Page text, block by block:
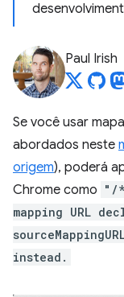
Paul Irish
Se você usar
abordados neste
origem), poderá
Chrome como "/
mapping URL
instead.